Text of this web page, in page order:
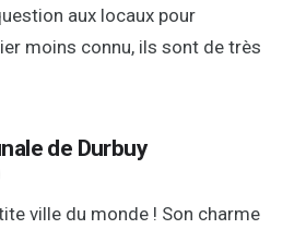
aux locaux pour
moins connu, ils sont de très
de Durbuy
ville du monde ! Son charme